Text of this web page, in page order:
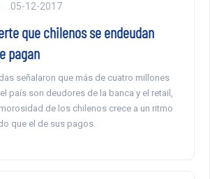
05-12-2017
que chilenos se endeudan
pagan
señalaron que más de cuatro millones
país son deudores de la banca y el retail,
de los chilenos crece a un ritmo
que el de sus pagos.